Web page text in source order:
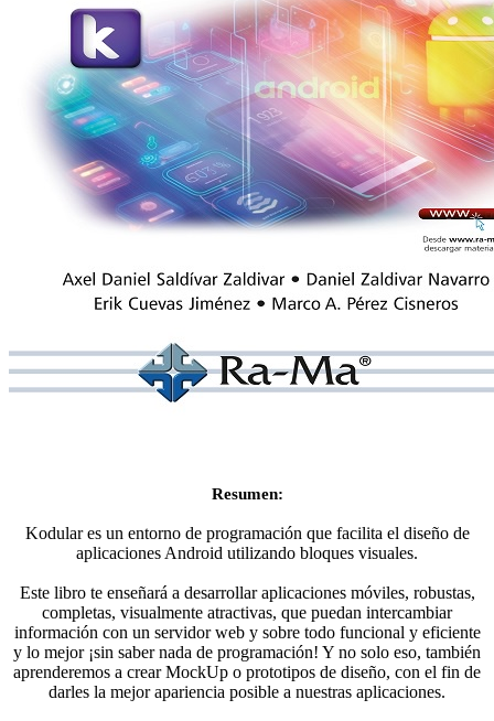
Resumen:
Kodular es un entorno de programación que facilita el diseño de
aplicaciones Android utilizando bloques visuales.
Este libro te enseñará a desarrollar aplicaciones móviles, robustas,
completas, visualmente atractivas, que puedan intercambiar
información con un servidor web y sobre todo funcional y eficiente
y lo mejor ¡sin saber nada de programación! Y no solo eso, también
aprenderemos a crear MockUp o prototipos de diseño, con el fin de
darles la mejor apariencia posible a nuestras aplicaciones.